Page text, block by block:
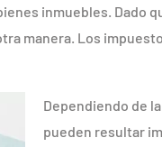
inmuebles. Dado
manera. Los
Dependiendo de
pueden resultar